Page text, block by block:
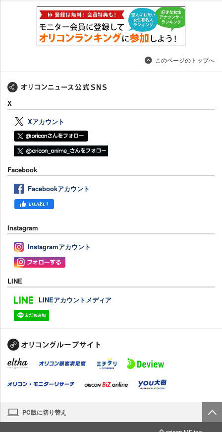
このページのトップへ
X
Xアカウント
Facebook
Facebookアカウント
Instagram
Instagramアカウント
LINE
LINEアカウントメディア
PC版に切り替え